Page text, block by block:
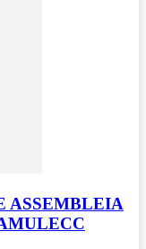
ASSEMBLEIA